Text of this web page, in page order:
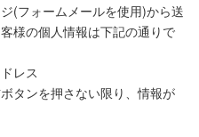
(フォームメールを使用)から送
様の個人情報は下記の通りで
レス
タンを押さない限り、情報が